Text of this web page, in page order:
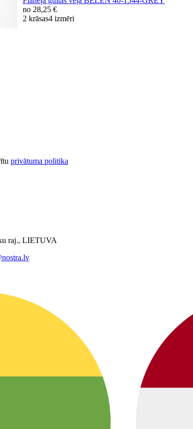
no 28,25 €
2 krāsas4 izmēri
privātuma politika
raj., LIETUVA